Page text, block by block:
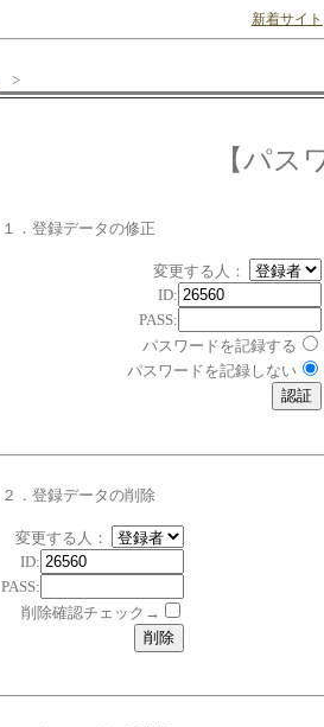
新着サイト
>
【パス
１．登録データの修正
変更する人：
ID:
PASS:
パスワードを記録する
パスワードを記録しない
２．登録データの削除
変更する人：
ID:
PASS:
削除確認チェック→